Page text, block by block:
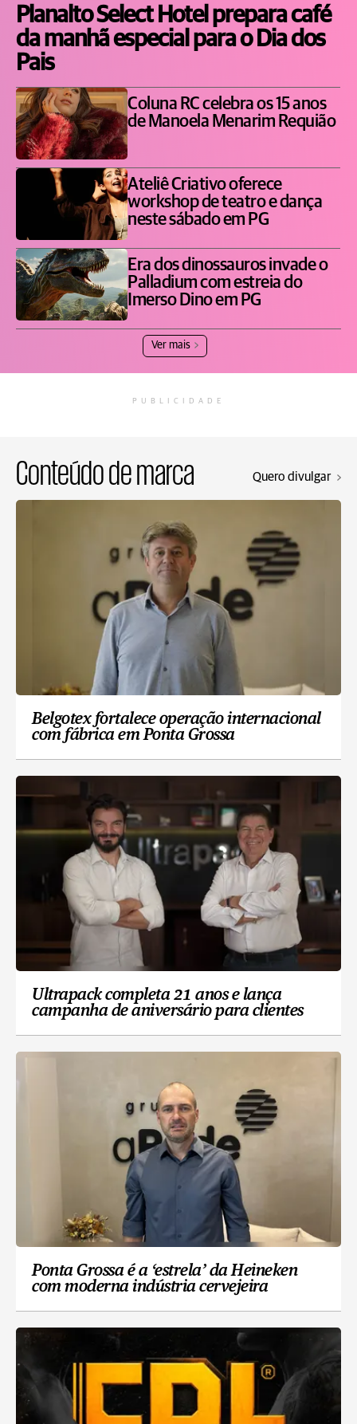
Planalto Select Hotel prepara café
da manhã especial para o Dia dos
Pais
Coluna RC celebra os 15 anos
de Manoela Menarim Requião
Ateliê Criativo oferece
workshop de teatro e dança
neste sábado em PG
Era dos dinossauros invade o
Palladium com estreia do
Imerso Dino em PG
Ver mais
PUBLICIDADE
Conteúdo de marca Quero divulgar
Belgotex fortalece operação internacional
com fábrica em Ponta Grossa
Ultrapack completa 21 anos e lança
campanha de aniversário para clientes
Ponta Grossa é a ‘estrela’ da Heineken
com moderna indústria cervejeira